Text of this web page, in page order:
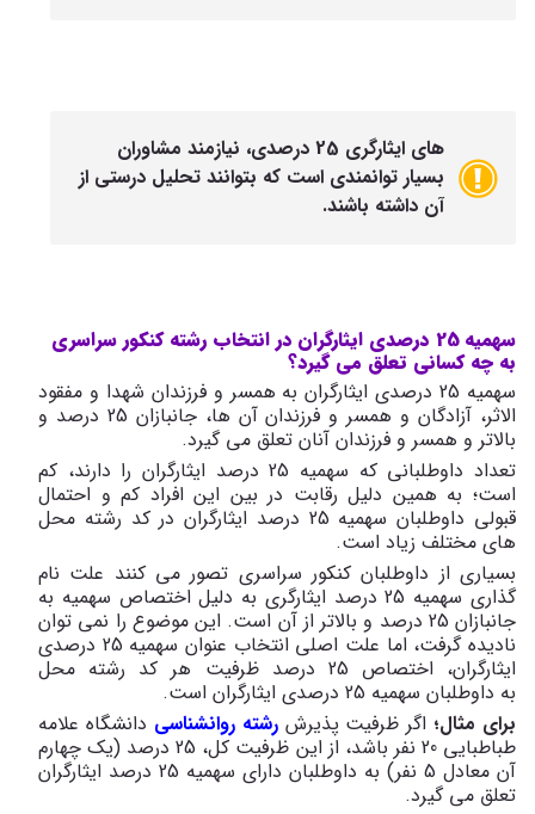
های ایثارگری 25 درصدی، نیازمند مشاوران
بسیار توانمندی است که بتوانند تحلیل درستی از
آن داشته باشند.
سهمیه 25 درصدی ایثارگران در انتخاب رشته کنکور سراسری
به چه کسانی تعلق می گیرد؟
سهمیه 25 درصدی ایثارگران به همسر و فرزندان شهدا و مفقود
الاثر، آزادگان و همسر و فرزندان آن ها، جانبازان 25 درصد و
بالاتر و همسر و فرزندان آنان تعلق می گیرد.
تعداد داوطلبانی که سهمیه 25 درصد ایثارگران را دارند، کم
است؛ به همین دلیل رقابت در بین این افراد کم و احتمال
قبولی داوطلبان سهمیه 25 درصد ایثارگران در کد رشته محل
های مختلف زیاد است.
بسیاری از داوطلبان کنکور سراسری تصور می کنند علت نام
گذاری سهمیه 25 درصد ایثارگری به دلیل اختصاص سهمیه به
جانبازان 25 درصد و بالاتر از آن است. این موضوع را نمی توان
نادیده گرفت، اما علت اصلی انتخاب عنوان سهمیه 25 درصدی
ایثارگران، اختصاص 25 درصد ظرفیت هر کد رشته محل
به داوطلبان سهمیه 25 درصدی ایثارگران است.
برای مثال؛ اگر ظرفیت پذیرشرشته روانشناسی دانشگاه علامه
طباطبایی 20 نفر باشد، از این ظرفیت کل، 25 درصد (یک چهارم
آن معادل 5 نفر) به داوطلبان دارای سهمیه 25 درصد ایثارگران
تعلق می گیرد.